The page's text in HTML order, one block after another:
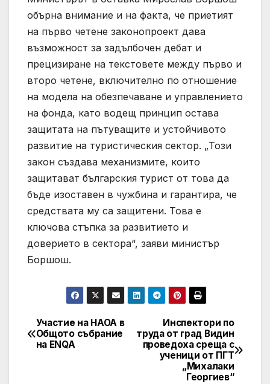
обърна внимание и на факта, че приетият
на първо четене законопроект дава
възможност за задълбочен дебат и
прецизиране на текстовете между първо и
второ четене, включително по отношение
на модела на обезпечаване и управлението
на фонда, като водещ принцип остава
защитата на пътуващите и устойчивото
развитие на туристическия сектор. „Този
закон създава механизмите, които
защитават българския турист от това да
бъде изоставен в чужбина и гарантира, че
средствата му са защитени. Това е
ключова стъпка за развитието и
доверието в сектора“, заяви министър
Боршош.
Post
navigation
Инспектори по
труда от град Видин
проведоха среща с
ученици от ПГТ
„Михалаки
Георгиев“
Участие на НАОА в
Oбщото събрание
на ENQA